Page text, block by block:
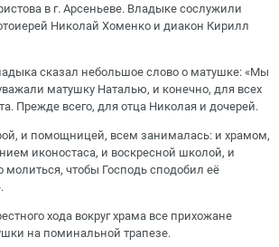
в г. Арсеньеве. Владыке сослужили
Николай Хоменко и диакон Кирилл
сказал небольшое слово о матушке: «Мы
матушку Наталью, и конечно, для всех
Прежде всего, для отца Николая и дочерей.
и помощницей, всем занималась: и храмом,
иконостаса, и воскресной школой, и
молиться, чтобы Господь сподобил её
хода вокруг храма все прихожане
на поминальной трапезе.